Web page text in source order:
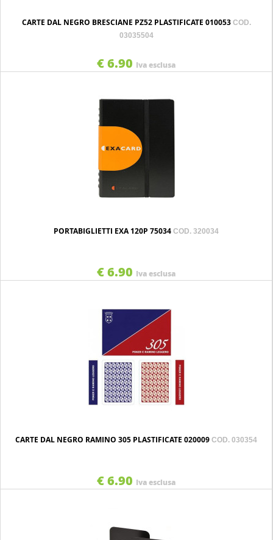
CARTE DAL NEGRO BRESCIANE PZ52 PLASTIFICATE 010053 COD.
03035504
€ 6.90 Iva esclusa
PORTABIGLIETTI EXA 120P 75034 COD. 320034
€ 6.90 Iva esclusa
CARTE DAL NEGRO RAMINO 305 PLASTIFICATE 020009 COD. 030354
€ 6.90 Iva esclusa